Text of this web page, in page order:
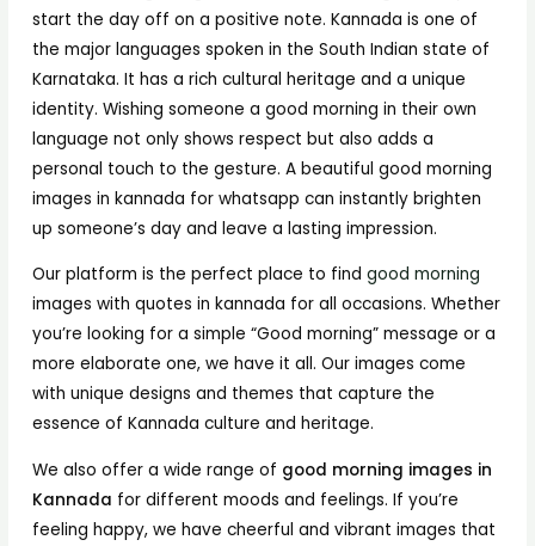
start the day off on a positive note. Kannada is one of
the major languages spoken in the South Indian state of
Karnataka. It has a rich cultural heritage and a unique
identity. Wishing someone a good morning in their own
language not only shows respect but also adds a
personal touch to the gesture. A beautiful good morning
images in kannada for whatsapp can instantly brighten
up someone’s day and leave a lasting impression.
Our platform is the perfect place to findgood morning
images with quotes in kannada for all occasions. Whether
you’re looking for a simple “Good morning” message or a
more elaborate one, we have it all. Our images come
with unique designs and themes that capture the
essence of Kannada culture and heritage.
We also offer a wide range of good morning images in
Kannada for different moods and feelings. If you’re
feeling happy, we have cheerful and vibrant images that